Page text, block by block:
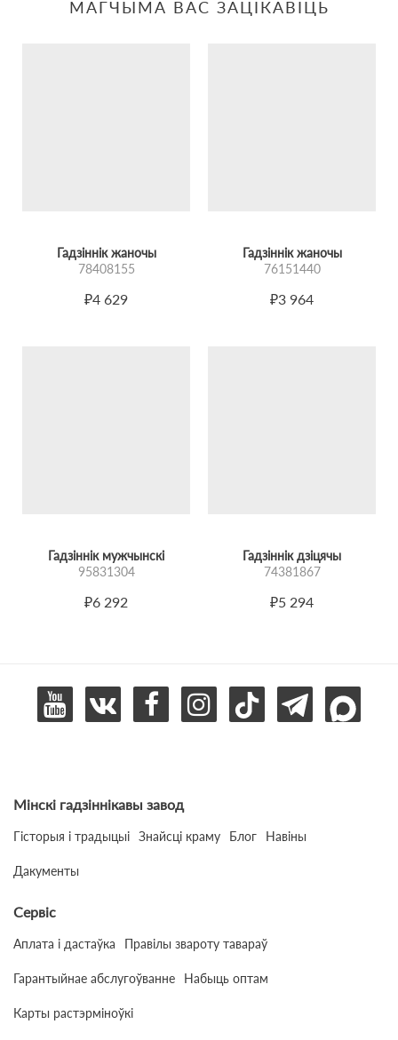
МАГЧЫМА ВАС ЗАЦІКАВІЦЬ
Гадзіннік жаночы
78408155
₽4 629
Гадзіннік жаночы
76151440
₽3 964
Гадзіннік мужчынскі
95831304
₽6 292
Гадзіннік дзіцячы
74381867
₽5 294
Мінскі гадзіннікавы завод
Гісторыя і традыцыі Знайсці краму Блог Навіны
Дакументы
Сервіс
Аплата і дастаўка Правілы звароту тавараў
Гарантыйнае абслугоўванне Набыць оптам
Карты растэрміноўкі